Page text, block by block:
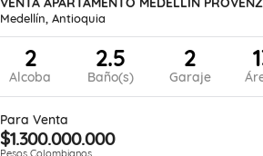
Medellín, Antioquia
2
Alcoba
2.5
Baño(s)
2
Garaje
Para Venta
$1.300.000.000
Pesos Colombianos